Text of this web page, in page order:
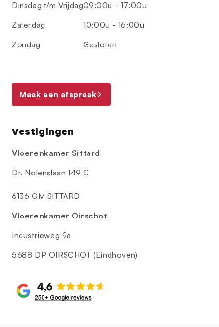
Dinsdag t/m Vrijdag
Zaterdag
Zondag
09:00u - 17:00u
10:00u - 16:00u
Gesloten
Maak een afspraak
Vestigingen
Vloerenkamer Sittard
Dr. Nolenslaan 149 C
6136 GM SITTARD
Vloerenkamer Oirschot
Industrieweg 9a
5688 DP OIRSCHOT (Eindhoven)